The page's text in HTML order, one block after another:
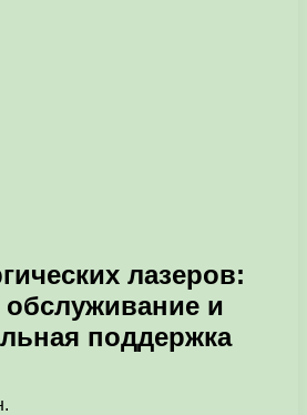
лазеров:
обслуживание и
поддержка